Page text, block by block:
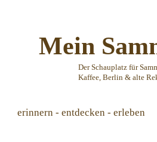
Mein
Der Schauplatz für
Kaffee, Berlin & alte
erinnern - entdecken - erleben